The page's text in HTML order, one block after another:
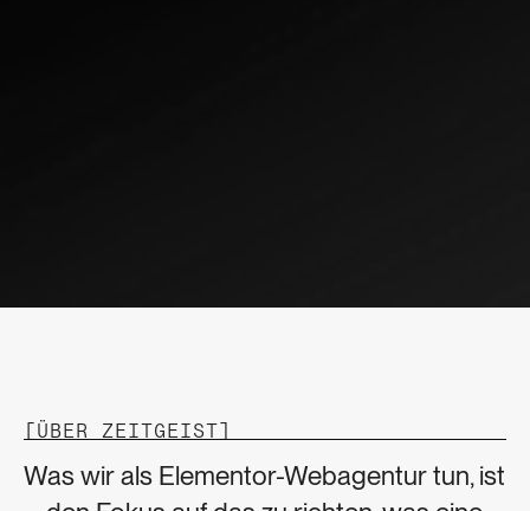
[ÜBER ZEITGEIST]
Was wir als Elementor-Webagentur tun, ist